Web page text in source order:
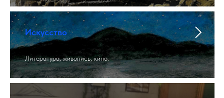
Искусство
Литература, живопись, кино.